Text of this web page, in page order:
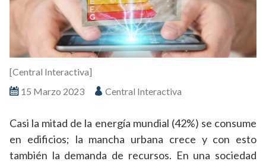
15 Marzo 2023 Central Interactiva
[Central Interactiva]
Casi la mitad de la energía mundial (42%) se consume
en edificios; la mancha urbana crece y con esto
también la demanda de recursos. En una sociedad